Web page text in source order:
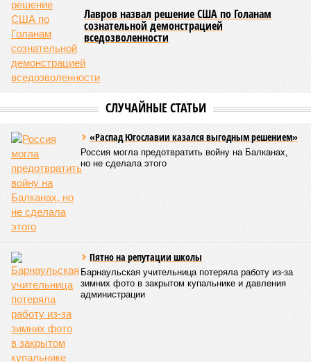
территорию в 180 тыс. квадратных километров, что равно
по площади Карелии, шести Курским или Калужским
областям, десятку Чуваший.
В общем, недаром события 1931-го находятся на первом
месте в списке самых смертоносных стихийных бедствий,
пострадавших в тот год достигло 53 млн человек, число
Впрочем, для Китая подобное не в новинку. Так, в сентябре
1887 года вода прорвала многочисленные дамбы на реке
Хуанхэ и быстро залила почти весь Северный Китай, так
как местность там довольно низменная, и потоп просто не
встречал препятствий на своём пути, уничтожая деревни и
целые города. Водой залило 130 тыс. квадратных
километров (а это больше территорий Оренбургской или
Кировской областей), 2 млн человек остались без крова,
ещё столько же погибли в результате спровоцированной
катастрофой пандемии.
Третье место по кровожадности в рейтинге стихийных
бедствий занимает смертоносный циклон Бхола 1970 года,
ставший самым мощным среди себе подобных за всю
историю наблюдений. Он поразил территории современной
Бангладеш, тогда называвшейся Восточным Пакистаном, и